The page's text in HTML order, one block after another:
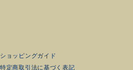
ショッピングガイド
特定商取引法に基づく表記